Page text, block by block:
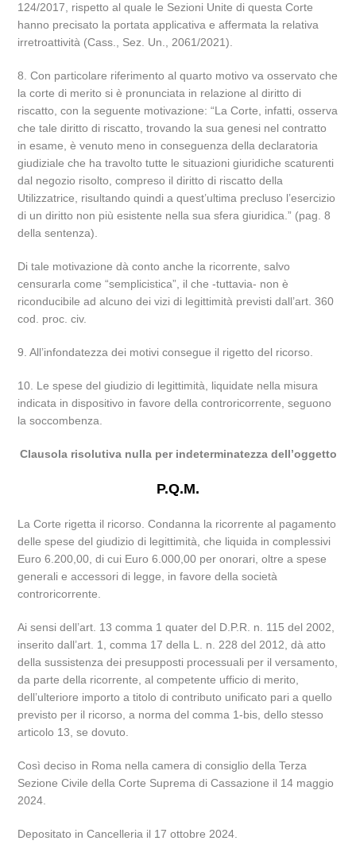
124/2017, rispetto al quale le Sezioni Unite di questa Corte
hanno precisato la portata applicativa e affermata la relativa
irretroattività (Cass., Sez. Un., 2061/2021).
8. Con particolare riferimento al quarto motivo va osservato che
la corte di merito si è pronunciata in relazione al diritto di
riscatto, con la seguente motivazione: “La Corte, infatti, osserva
che tale diritto di riscatto, trovando la sua genesi nel contratto
in esame, è venuto meno in conseguenza della declaratoria
giudiziale che ha travolto tutte le situazioni giuridiche scaturenti
dal negozio risolto, compreso il diritto di riscatto della
Utilizzatrice, risultando quindi a quest’ultima precluso l’esercizio
di un diritto non più esistente nella sua sfera giuridica.” (pag. 8
della sentenza).
Di tale motivazione dà conto anche la ricorrente, salvo
censurarla come “semplicistica”, il che -tuttavia- non è
riconducibile ad alcuno dei vizi di legittimità previsti dall’art. 360
cod. proc. civ.
9. All’infondatezza dei motivi consegue il rigetto del ricorso.
10. Le spese del giudizio di legittimità, liquidate nella misura
indicata in dispositivo in favore della controricorrente, seguono
la soccombenza.
Clausola risolutiva nulla per indeterminatezza dell’oggetto
P.Q.M.
La Corte rigetta il ricorso. Condanna la ricorrente al pagamento
delle spese del giudizio di legittimità, che liquida in complessivi
Euro 6.200,00, di cui Euro 6.000,00 per onorari, oltre a spese
generali e accessori di legge, in favore della società
controricorrente.
Ai sensi dell’art. 13 comma 1 quater del D.P.R. n. 115 del 2002,
inserito dall’art. 1, comma 17 della L. n. 228 del 2012, dà atto
della sussistenza dei presupposti processuali per il versamento,
da parte della ricorrente, al competente ufficio di merito,
dell’ulteriore importo a titolo di contributo unificato pari a quello
previsto per il ricorso, a norma del comma 1-bis, dello stesso
articolo 13, se dovuto.
Così deciso in Roma nella camera di consiglio della Terza
Sezione Civile della Corte Suprema di Cassazione il 14 maggio
2024.
Depositato in Cancelleria il 17 ottobre 2024.